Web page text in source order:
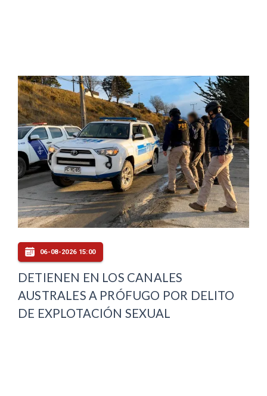
06-08-2026 15:00
DETIENEN EN LOS CANALES
AUSTRALES A PRÓFUGO POR DELITO
DE EXPLOTACIÓN SEXUAL